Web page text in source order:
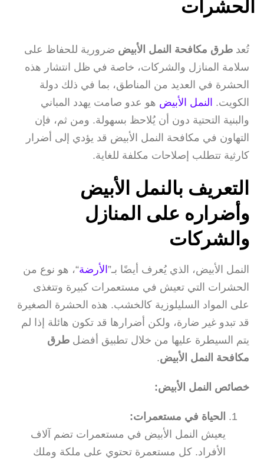
الحشرات
تُعد طرق مكافحة النمل الأبيض ضرورية للحفاظ على
سلامة المنازل والشركات، خاصة في ظل انتشار هذه
الحشرة في العديد من المناطق، بما في ذلك دولة
الكويت. النمل الأبيض هو عدو صامت يهدد المباني
والبنية التحتية دون أن يُلاحظ بسهولة. ومن ثم، فإن
التهاون في مكافحة النمل الأبيض قد يؤدي إلى أضرار
كارثية تتطلب إصلاحات مكلفة للغاية.
التعريف بالنمل الأبيض
وأضراره على المنازل
والشركات
النمل الأبيض، الذي يُعرف أيضًا بـ” الأرضة“، هو نوع من
الحشرات التي تعيش في مستعمرات كبيرة وتتغذى
على المواد السليلوزية كالخشب. هذه الحشرة الصغيرة
قد تبدو غير ضارة، ولكن أضرارها قد تكون هائلة إذا لم
يتم السيطرة عليها من خلال تطبيق أفضل طرق
مكافحة النمل الأبيض.
خصائص النمل الأبيض:
الحياة في مستعمرات:
يعيش النمل الأبيض في مستعمرات تضم آلاف
الأفراد. كل مستعمرة تحتوي على ملكة وملك